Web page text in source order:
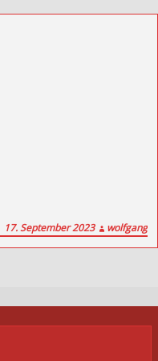
17. September 2023 wolfgang